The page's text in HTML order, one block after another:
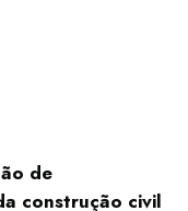
de
construção civil